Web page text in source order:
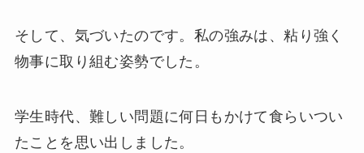
そして、気づいたのです。私の強みは、粘り強く
物事に取り組む姿勢でした。
学生時代、難しい問題に何日もかけて食らいつい
たことを思い出しました。